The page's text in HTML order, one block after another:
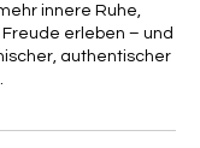
innere Ruhe,
erleben – und
authentischer